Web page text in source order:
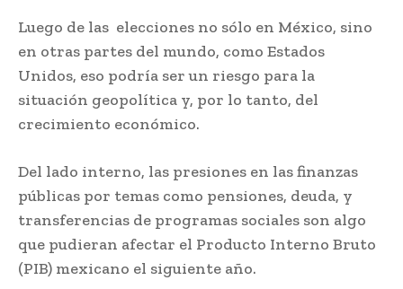
Luego de las elecciones no sólo en México, sino
en otras partes del mundo, como Estados
Unidos, eso podría ser un riesgo para la
situación geopolítica y, por lo tanto, del
crecimiento económico.
Del lado interno, las presiones en las finanzas
públicas por temas como pensiones, deuda, y
transferencias de programas sociales son algo
que pudieran afectar el Producto Interno Bruto
(PIB) mexicano el siguiente año.